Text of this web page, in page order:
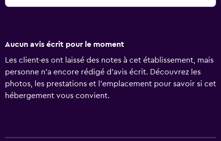
Aucun avis écrit pour le moment
Les client·es ont laissé des notes à cet établissement, mais
personne n’a encore rédigé d’avis écrit. Découvrez les
photos, les prestations et l’emplacement pour savoir si cet
hébergement vous convient.